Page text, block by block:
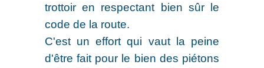
trottoir en respectant bien sûr le
code de la route.
C'est un effort qui vaut la peine
d'être fait pour le bien des piétons